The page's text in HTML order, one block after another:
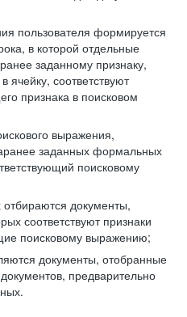
пользователя формируется
в которой отдельные
заданному признаку,
ячейку, соответствуют
признака в поисковом
выражения,
заданных формальных
поисковому
документы,
соответствуют признаки
поисковому выражению;
документы, отобранные
предварительно